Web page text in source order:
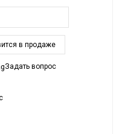
Задать вопрос